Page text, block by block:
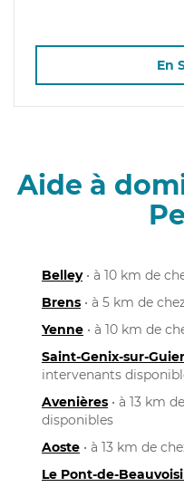
En
Aide à
Belley• à 10 km de
Brens • à 5 km de
Yenne • à 10 km de
Saint-Genix-sur-
intervenants
Avenières • à 13 km
disponibles
Aoste • à 13 km de
Le Pont-de-